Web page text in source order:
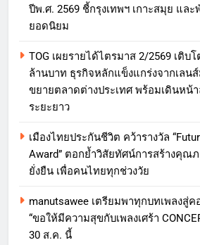
ปีพ.ศ. 2569 ชี้กรุงเทพฯ เกาะสมุย แล
ยอดนิยม
TOG เผยรายได้ไตรมาส 2/2569 เติบ
ล้านบาท ธุรกิจหลักแข็งแกร่งจากเลน
ขยายตลาดต่างประเทศ พร้อมเดินหน้
ระยะยาว
เมืองไทยประกันชีวิต คว้ารางวัล
Award” ตอกย้ำวิสัยทัศน์การสร้างคุณ
ยั่งยืน เพื่อคนไทยทุกช่วงวัย
manutsawee เตรียมพาทุกบทเพลงสู่
“ขอให้มีความสุขกับเพลงเศร้า
30 ส.ค. นี้